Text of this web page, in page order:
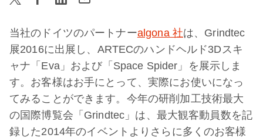
当社のドイツのパートナーalgona 社は、Grindtec
展2016に出展し、ARTECのハンドヘルド3Dスキ
ャナ「Eva」および「Space Spider」を展示しま
す。お客様はお手にとって、実際にお使いになっ
てみることができます。今年の研削加工技術最大
の国際博覧会「Grindtec」は、最大観客動員数を記
録した2014年のイベントよりさらに多くのお客様